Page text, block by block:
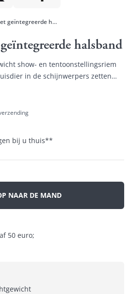
Showriem met geïntegreerde halsband
halsband
show- en tentoonstellingsriem
in de schijnwerpers zetten
belemmert.
bij u thuis**
NAAR DE MAND
50 euro;